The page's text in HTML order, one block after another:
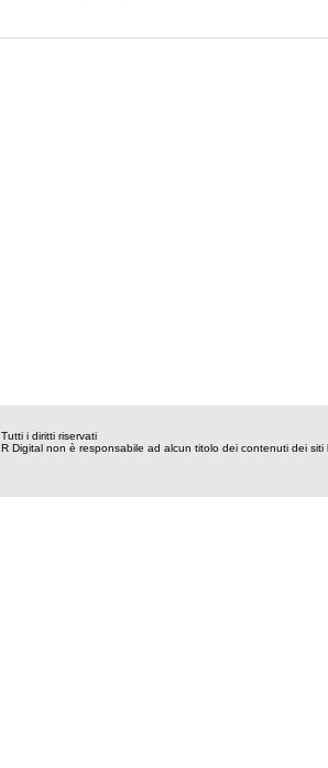
Tutti i diritti riservati
R Digital non è responsabile ad alcun titolo dei contenuti dei siti